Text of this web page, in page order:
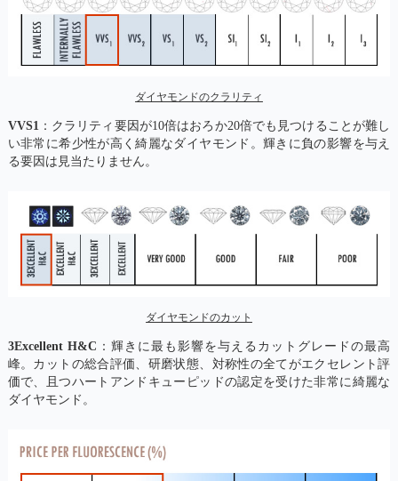
ダイヤモンドのクラリティ
VVS1：クラリティ要因が10倍はおろか20倍でも見つけることが難し
い非常に希少性が高く綺麗なダイヤモンド。輝きに負の影響を与え
る要因は見当たりません。
ダイヤモンドのカット
3Excellent H&C ：輝きに最も影響を与えるカットグレードの最高
峰。カットの総合評価、研磨状態、対称性の全てがエクセレント評
価で、且つハートアンドキューピッドの認定を受けた非常に綺麗な
ダイヤモンド。